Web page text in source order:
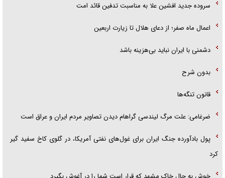
سروده جدید افشین علا به مناسبت تدفین قائد امت
اعمال ماه صفر؛ از دعای هلال تا زیارت اربعین
دشمنی با ایران نباید بی‌هزینه باشد
بدون شرح
قانون تنگه‌ها
ضرغامی: علت مرگ لیندسی گراهام دیدن تصاویر مردم ایران و عراق است
پول بادآورده جنگ ایران برای غول‌های نفتی آمریکا، در گلوی کاخ سفید گیر
کرد